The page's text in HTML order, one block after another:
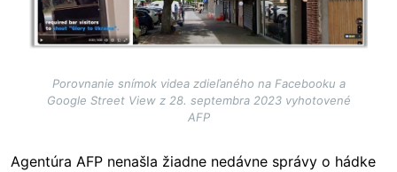
Porovnanie snímok videa zdieľaného na Facebooku a
Google Street View z 28. septembra 2023 vyhotovené
AFP
Agentúra AFP nenašla žiadne nedávne správy o hádke